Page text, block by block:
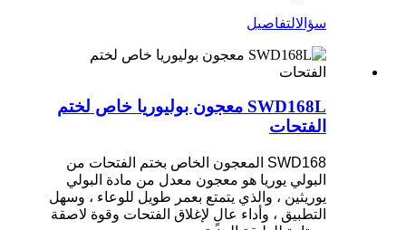
سؤالالتفاصيل
SWD168L معجون بوليوريا خاص لختم
الفتحات
SWD168 المعجون الخاص بختم الفتحات من
البولي يوريا هو معجون معدل من مادة البولي
يوريثين ، والذي يتمتع بعمر طويل للوعاء ، وسهل
التطبيق ، وأداء عالٍ لإغلاق الفتحات وقوة لاصقة